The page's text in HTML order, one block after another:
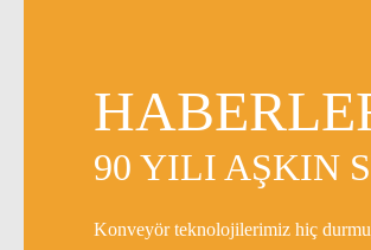
90 YILI AŞKIN
Konveyör teknolojilerimiz hiç